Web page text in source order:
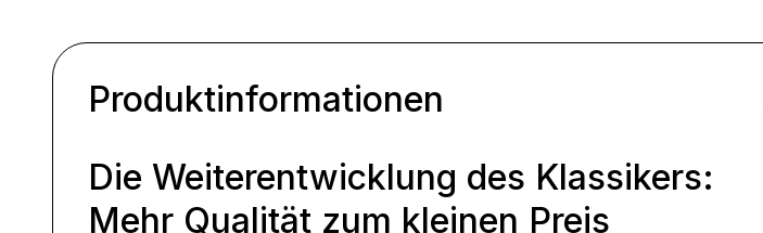
Produktinformationen
Die Weiterentwicklung des Klassikers:
Mehr Qualität zum kleinen Preis